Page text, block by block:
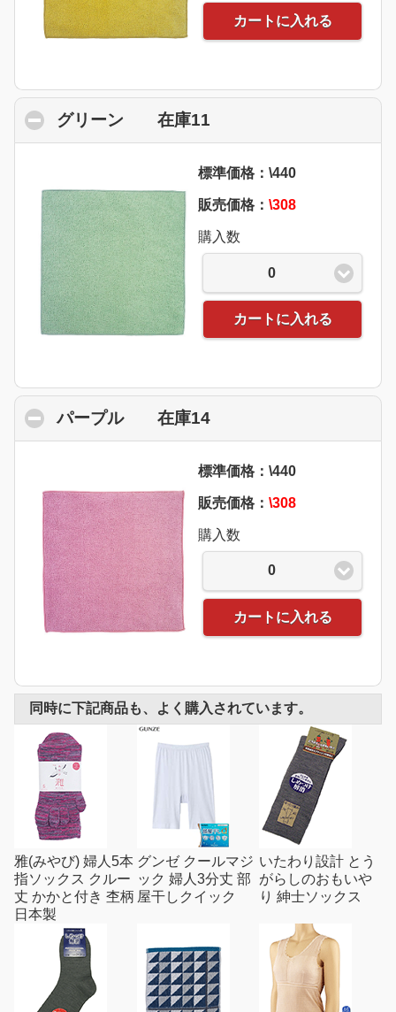
カートに入れる
グリーン 在庫11
標準価格：\440
販売価格： \308
購入数
0
カートに入れる
パープル 在庫14click to collapse
標準価格：\440
販売価格： \308
購入数
0
カートに入れる
同時に下記商品も、よく購入されています。
雅(みやび) 婦人5本
指ソックス クルー
丈 かかと付き 杢柄
日本製
グンゼ クールマジ
ック 婦人3分丈 部
屋干しクイック
いたわり設計 とう
がらしのおもいや
り 紳士ソックス